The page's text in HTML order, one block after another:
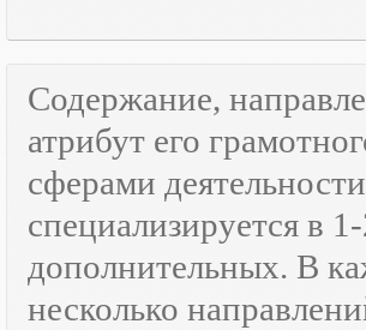
Содержание,
атрибут его
сферами деятельности
специализируется в
дополнительных. В
несколько